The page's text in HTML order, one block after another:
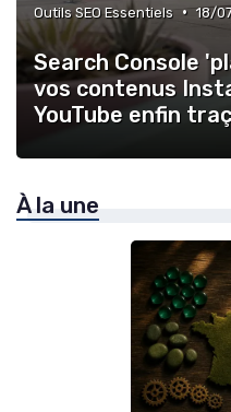
Outils SEO Essentiels • 18/
Search Console
vos contenus
YouTube enfin
À la une